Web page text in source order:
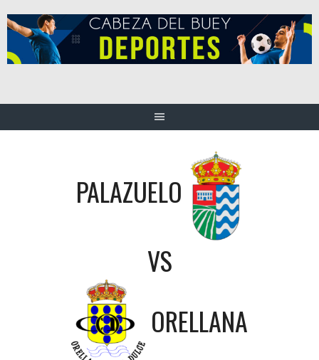
al
contenido
PALAZUELO
VS
ORELLANA